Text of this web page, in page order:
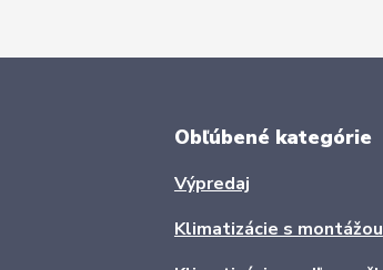
Obľúbené kategórie
Výpredaj
Klimatizácie s montážou